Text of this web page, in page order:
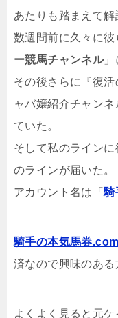
あたりも踏まえて解
数週間前に久々に彼
ー競馬チャンネル」
その後さらに『復活
ャバ嬢紹介チャンネ
ていた。
そして私のライン
のラインが届いた。
アカウント名は「騎
騎手の本気馬券.com
済なので興味のある
よくよく見ると元